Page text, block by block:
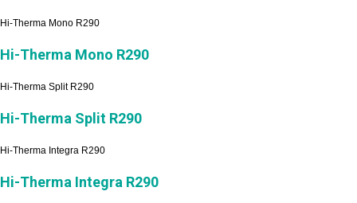
Hi-Therma Mono R290
Hi-Therma Mono R290
Hi-Therma Split R290
Hi-Therma Split R290
Hi-Therma Integra R290
Hi-Therma Integra R290